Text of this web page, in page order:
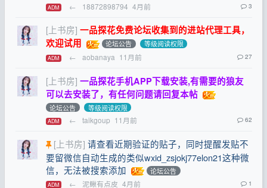
ADM ← 18872898794 4月前 3
[上书房] 一品探花免费论坛收集到的进站代理工具，
欢迎试用
论坛公告 等级阅读权限
ADM ← aobanaya 11月前 27
[上书房] 一品探花手机APP下载安装,有需要的狼友
可以去安装了，有任何问题请回复本帖
论坛公告 等级阅读权限
ADM ← taikgoup 11月前 62
[上书房] 请查看近期验证的贴子，同时提醒发贴不
要留微信自动生成的类似wxid_zsjokj77elon21这种微
信，无法被搜索添加
论坛公告
ADM ← 泥鳅有点皮 4月前 1